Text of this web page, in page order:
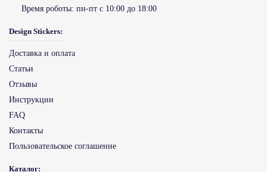
Время роботы: пн-пт с 10:00 до 18:00
Design Stickers:
Доставка и оплата
Статьи
Отзывы
Инструкции
FAQ
Контакты
Пользовательское соглашение
Каталог: